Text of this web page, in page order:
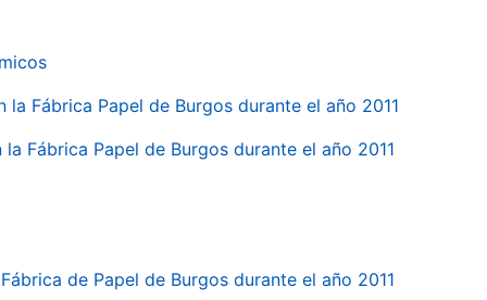
Fábrica Papel de Burgos durante el año 2011
Fábrica Papel de Burgos durante el año 2011
de Papel de Burgos durante el año 2011